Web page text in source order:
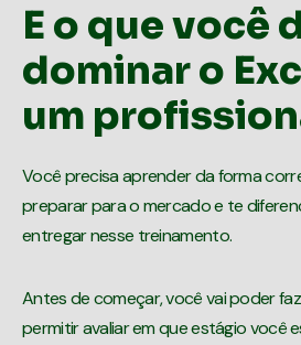
E o que você
dominar o
um
Você precisa aprender da forma
preparar para o mercado e te
entregar nesse treinamento.
Antes de começar, você vai poder
permitir avaliar em que estágio você